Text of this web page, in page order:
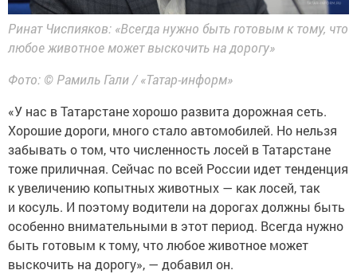
Ринат Чиспияков: «Всегда нужно быть готовым к тому, что
любое животное может выскочить на дорогу»
Фото: © Рамиль Гали / «Татар-информ»
«У нас в Татарстане хорошо развита дорожная сеть.
Хорошие дороги, много стало автомобилей. Но нельзя
забывать о том, что численность лосей в Татарстане
тоже приличная. Сейчас по всей России идет тенденция
к увеличению копытных животных — как лосей, так
и косуль. И поэтому водители на дорогах должны быть
особенно внимательными в этот период. Всегда нужно
быть готовым к тому, что любое животное может
выскочить на дорогу», — добавил он.